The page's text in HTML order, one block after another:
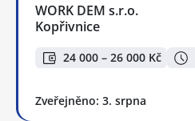
WORK DEM s.r.o.
Kopřivnice
24 000 – 26 000 Kč
Zveřejněno: 3. srpna